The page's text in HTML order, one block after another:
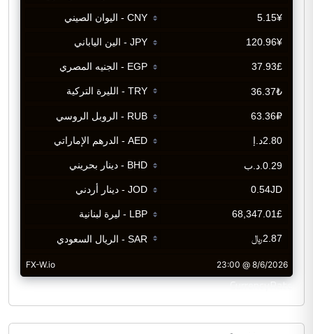
CurrencyRate